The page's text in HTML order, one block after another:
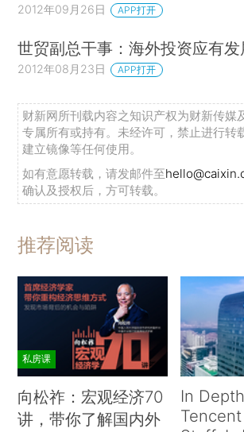
2012年09月26日 APP打开
世贸副总干事：海外投资应有
2012年08月23日 APP打开
财新网所刊载内容之知识产权为财新传媒
专属所有或持有。未经许可，禁止进行转
建立镜像等任何使用。
如有意愿转载，请发邮件至
确认及授权后，方可转载。
推荐阅读
私房课
向松祚：宏观经济70
讲，带你了解国内外
In